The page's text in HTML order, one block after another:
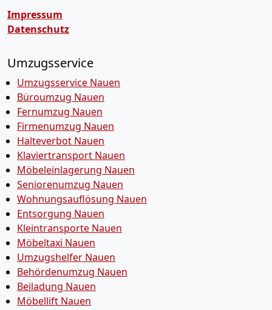
Impressum
Datenschutz
Umzugsservice
Umzugsservice Nauen
Büroumzug Nauen
Fernumzug Nauen
Firmenumzug Nauen
Halteverbot Nauen
Klaviertransport Nauen
Möbeleinlagerung Nauen
Seniorenumzug Nauen
Wohnungsauflösung Nauen
Entsorgung Nauen
Kleintransporte Nauen
Möbeltaxi Nauen
Umzugshelfer Nauen
Behördenumzug Nauen
Beiladung Nauen
Möbellift Nauen